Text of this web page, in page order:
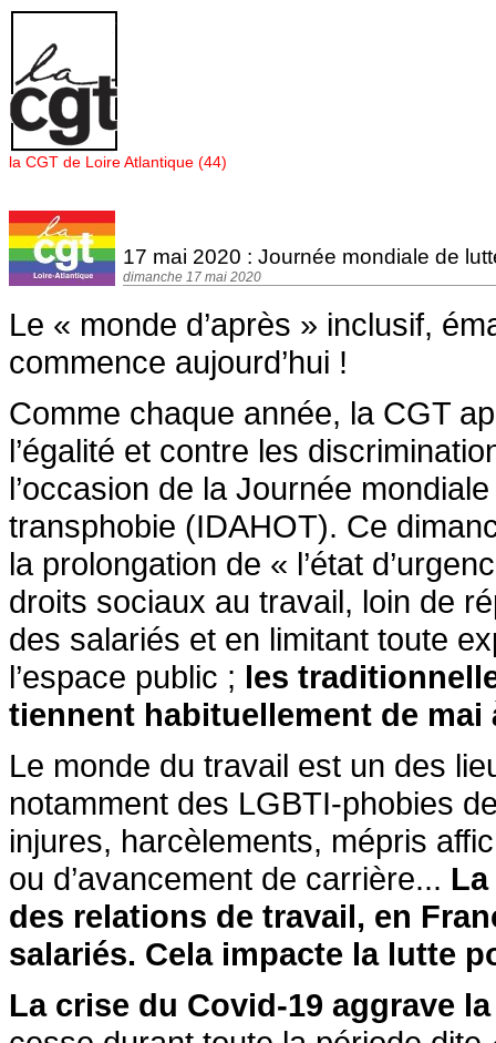
Panneau de gestion des cookies
la CGT de Loire Atlantique (44)
17 mai 2020 : Journée mondiale de
dimanche 17 mai 2020
Le « monde d’après » inclusif,
commence aujourd’hui !
Comme chaque année, la CGT
l’égalité et contre les
l’occasion de la Journée
transphobie (IDAHOT). Ce
la prolongation de « l’état
droits sociaux au travail, loin de
des salariés et en limitant toute
l’espace public ; les
tiennent habituellement de
Le monde du travail est un des
notamment des LGBTI-phobies
injures, harcèlements, mépris
ou d’avancement de carrière...
des relations de travail, en
salariés. Cela impacte la lutte
La crise du Covid-19 aggrave